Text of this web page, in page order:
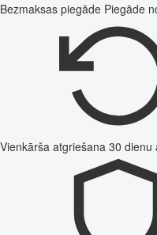
Bezmaksas piegāde Piegāde
Vienkārša atgriešana 30 dienu